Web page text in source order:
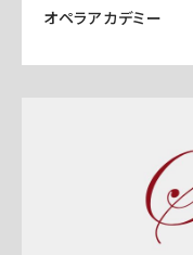
オペラアカデミー